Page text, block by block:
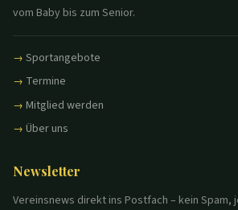
vom Baby bis zum Senior.
Sportangebote
Termine
Mitglied werden
Über uns
Newsletter
Vereinsnews direkt ins Postfach – kein Spam,